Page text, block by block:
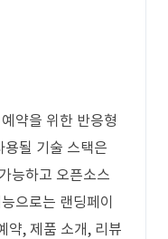
약을 위한 반응형
될 기술 스택은
능하고 오픈소스
으로는 랜딩페이
약, 제품 소개, 리뷰